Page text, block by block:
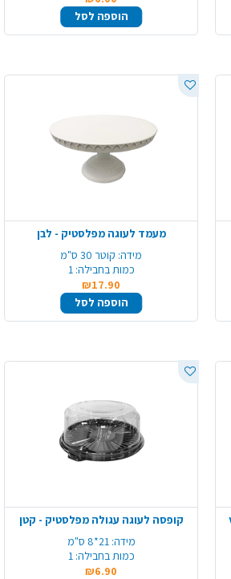
הוספה לסל
מעמד לעוגה מפלסטיק - לבן
מידה: קוטר 30 ס"מ
כמות בחבילה: 1
₪17.90
הוספה לסל
קופסה לעוגה עגולה מפלסטיק - קטן
מידה: 21*8 ס"מ
כמות בחבילה: 1
₪6.90